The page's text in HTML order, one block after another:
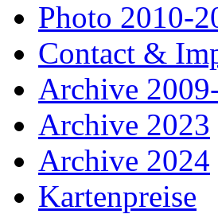
Photo 2010-
Contact &
Archive
Archive 2023
Archive 2024
Kartenpreise